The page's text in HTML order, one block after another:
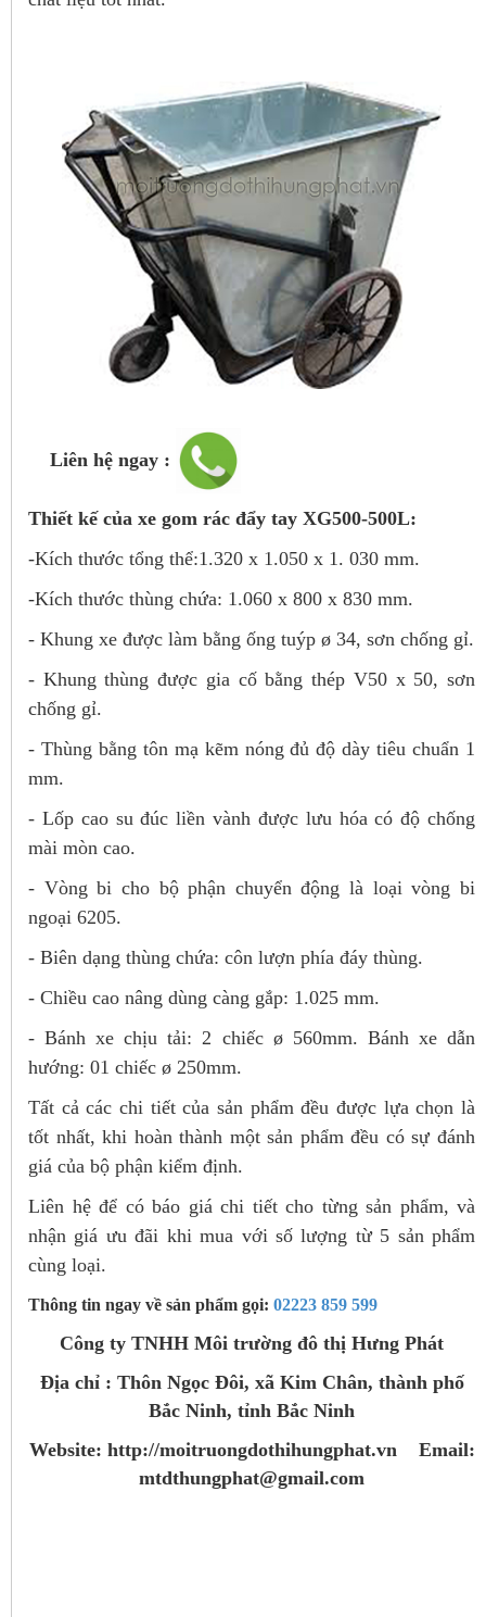
Liên hệ ngay :
Thiết kế của xe gom rác đẩy tay XG500-500L:
-Kích thước tổng thể:1.320 x 1.050 x 1. 030 mm.
-Kích thước thùng chứa: 1.060 x 800 x 830 mm.
- Khung xe được làm bằng ống tuýp ø 34, sơn chống gỉ.
- Khung thùng được gia cố bằng thép V50 x 50, sơn
chống gỉ.
- Thùng bằng tôn mạ kẽm nóng đủ độ dày tiêu chuẩn 1
mm.
- Lốp cao su đúc liền vành được l­ưu hóa có độ chống
mài mòn cao.
- Vòng bi cho bộ phận chuyển động là loại vòng bi
ngoại 6205.
- Biên dạng thùng chứa: côn lượn phía đáy thùng.
- Chiều cao nâng dùng càng gắp: 1.025 mm.
- Bánh xe chịu tải: 2 chiếc ø 560mm. Bánh xe dẫn
hướng: 01 chiếc ø 250mm.
Tất cả các chi tiết của sản phẩm đều được lựa chọn là
tốt nhất, khi hoàn thành một sản phẩm đều có s­ự đánh
giá của bộ phận kiểm định.
Liên hệ để có báo giá chi tiết cho từng sản phẩm, và
nhận giá ưu đãi khi mua với số lượng từ 5 sản phẩm
cùng loại.
Thông tin ngay về sản phẩm gọi: 02223 859 599
Công ty TNHH Môi trường đô thị Hưng Phát
Địa chỉ : Thôn Ngọc Đôi, xã Kim Chân, thành phố
Bắc Ninh, tỉnh Bắc Ninh
Website: http://moitruongdothihungphat.vn Email:
mtdthungphat@gmail.com